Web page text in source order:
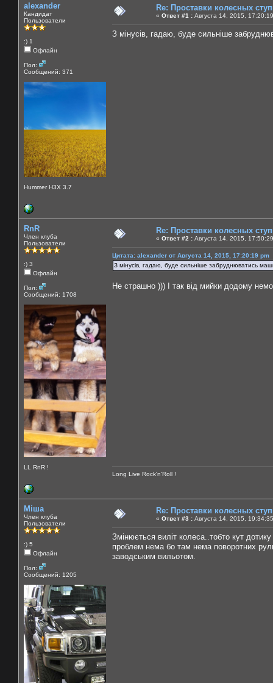
alexander
Кандидат
Пользователи
:) 1
Офлайн
Пол:
Сообщений: 371
Hummer H3X 3.7
Re: Проставки колесных
« Ответ #1 : Августа 14, 2015,
З мiнусiв, гадаю, буде сильніше
RnR
Член клуба
Пользователи
:) 3
Офлайн
Пол:
Сообщений: 1708
LL RnR !
Re: Проставки колесных
« Ответ #2 : Августа 14, 2015,
Цитата: alexander от Августа 14, 2015, 17:20:19 pm
З мiнусiв, гадаю, буде сильніше забруднюватись
Не страшно ))) І так від мийки додому
Long Live Rock'n'Roll !
Міша
Член клуба
Пользователи
:) 5
Офлайн
Пол:
Сообщений: 1205
Re: Проставки колесных
« Ответ #3 : Августа 14, 2015,
Змінюється виліт колеса..тобто кут
проблем нема бо там нема поворотних
заводським вильотом.